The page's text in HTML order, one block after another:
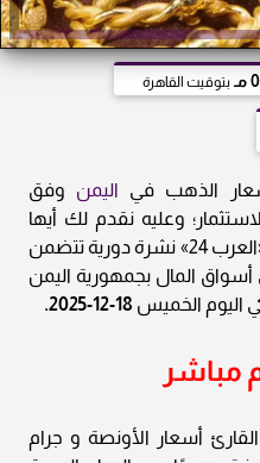
بتوقيت القاهرة
الذهب في اليمن وفق
وعليه نقدم لك أيها
القارئ العزيز من جماهير جريدة «العرب 24» نشرة دورية تتضمن
المال بجمهورية اليمن
اليوم الخميس 18-12-2025.
مباشر
أسعار الأونصة و جرام